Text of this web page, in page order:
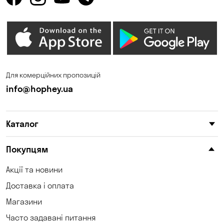
Олександрівка
Борщагівка
Погреби
Пухівка Піщанка
Самар
Сонячне
Для комерційних пропозицій
info@hophey.ua
Каталог
Покупцям
Акції та новини
Доставка і оплата
Магазини
Часто задавані питання